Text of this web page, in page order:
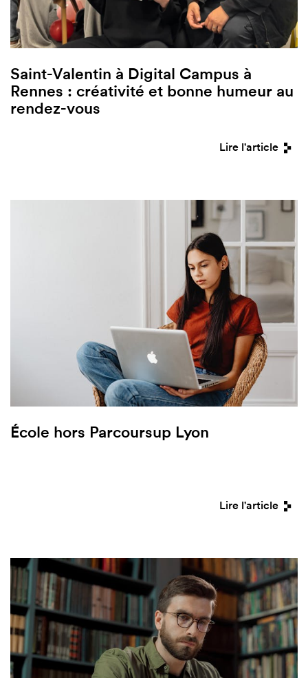
Saint-Valentin à Digital Campus à
Rennes : créativité et bonne humeur au
rendez-vous
Lire l'article
École hors Parcoursup Lyon
Lire l'article